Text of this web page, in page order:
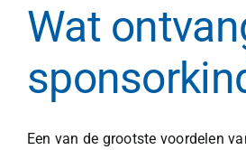
Wat
Een van de grootste voordelen